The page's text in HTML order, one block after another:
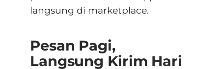
langsung di marketplace.
Pesan Pagi,
Langsung Kirim Hari